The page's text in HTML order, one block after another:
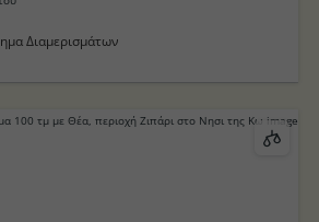
Διαμερισμάτων